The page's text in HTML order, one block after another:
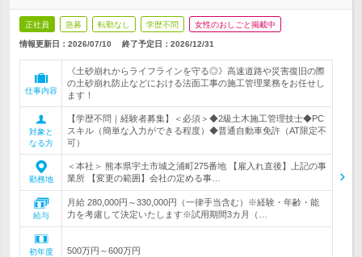
正社員 急募 転勤なし 学歴不問 女性のおしごと掲載中
情報更新日：2026/07/10 終了予定日： 2026/12/31
仕事内容
《土砂崩れからライフラインを守る◎》高速道路や災害復旧の際
の土砂崩れ防止などにおける法面工事の施工管理業務をお任せし
ます！
対象と
なる方
【学歴不問｜経験者募集】＜必須＞◆2級土木施工管理技士◆PC
スキル（簡単な入力ができる程度）◆普通自動車免許（AT限定不
可）
勤務地
＜本社＞ 熊本県宇土市城之浦町275番地 【雇入れ直後】上記の事
業所 【変更の範囲】会社の定める事…
給与
月給 280,000円～330,000円（一律手当含む）※経験・年齢・能
力を考慮して決定いたします※試用期間3カ月（…
初年度
500万円～600万円